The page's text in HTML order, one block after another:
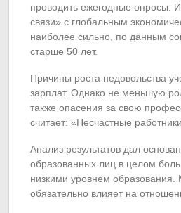
проводить ежегодные опросы.
связи» с глобальным
наиболее сильно, по данным
старше 50 лет.
Причины роста недовольства
зарплат. Однако не меньшую
также опасения за свою
считает: «Несчастные
Анализ результатов дал
образованных лиц в целом
низкими уровнем образования.
обязательно влияет на